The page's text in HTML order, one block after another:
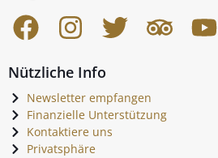
Nützliche Info
Newsletter empfangen
Finanzielle Unterstützung
Kontaktiere uns
Privatsphäre